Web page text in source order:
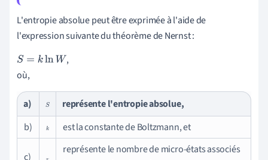
L'entropie absolue peut être exprimée à l'aide de
l'expression suivante du théorème de Nernst :
S= klnW
,
où,
a) S
représente l'entropie absolue,
b)
k est la constante de Boltzmann, et
c)
représente le nombre de micro-états associés